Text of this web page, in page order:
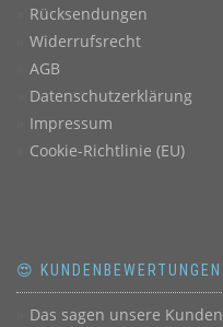
Rücksendungen
Widerrufsrecht
AGB
Datenschutzerklärung
Impressum
Cookie-Richtlinie (EU)
😍 KUNDENBEWERTUNGEN
Das sagen unsere Kunden